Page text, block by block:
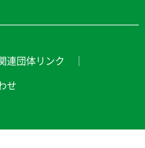
連団体リンク
せ